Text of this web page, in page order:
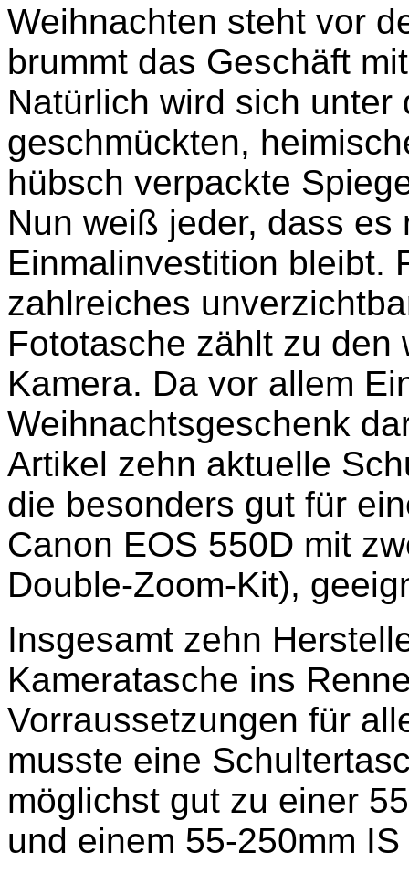
Weihnachten steht vor
brummt das Geschäft
Natürlich wird sich
geschmückten,
hübsch verpackte
Nun weiß jeder, dass
Einmalinvestition bleibt.
zahlreiches
Fototasche zählt zu den
Kamera. Da vor allem
Weihnachtsgeschenk
Artikel zehn aktuelle
die besonders gut für
Canon EOS 550D mit
Double-Zoom-Kit),
Insgesamt zehn
Kameratasche ins
Vorraussetzungen für
musste eine
möglichst gut zu einer
und einem 55-250mm